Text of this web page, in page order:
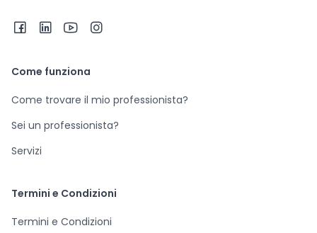
Come funziona
Come trovare il mio professionista?
Sei un professionista?
Servizi
Termini e Condizioni
Termini e Condizioni